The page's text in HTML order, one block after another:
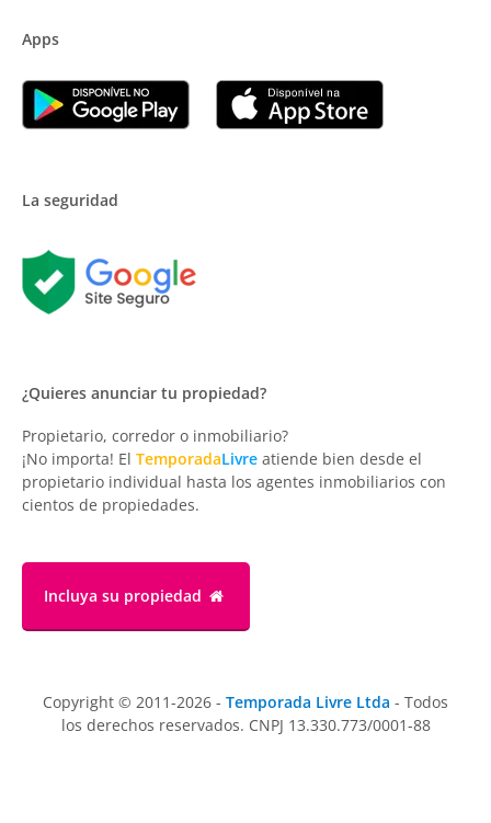
Apps
La seguridad
¿Quieres anunciar tu propiedad?
Propietario, corredor o inmobiliario?
¡No importa! El TemporadaLivre atiende bien desde el
propietario individual hasta los agentes inmobiliarios con
cientos de propiedades.
Incluya su propiedad
Copyright © 2011-2026 - Temporada Livre Ltda - Todos
los derechos reservados. CNPJ 13.330.773/0001-88